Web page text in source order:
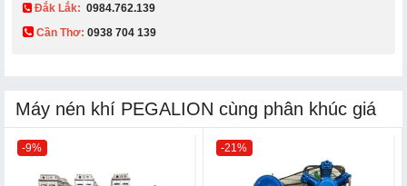
Đắk Lắk: 0984.762.139
Cần Thơ: 0938 704 139​
Máy nén khí PEGALION cùng phân khúc giá
-9% -21%